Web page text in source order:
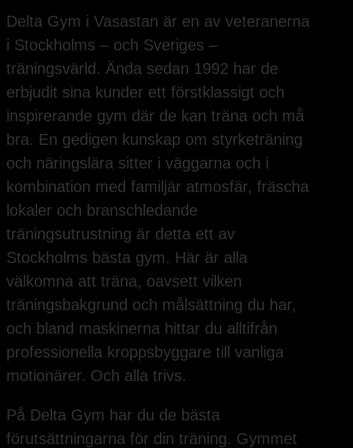
Delta Gym i Vasastan är en av veteranerna
i Stockholms – och Sveriges –
träningsvärld. Ända sedan 1992 har de
erbjudit sina kunder ett förstklassigt och
inspirerande gym där de kan träna och må
bra. En gedigen kunskap om styrketräning
och näringslära sitter i väggarna och i
kombination med familjär atmosfär, fräscha
lokaler och branschledande
träningsutrustning är detta ett av
Stockholms bästa gym. Här är alla
välkomna att träna, oavsett vilken
träningsbakgrund och målsättning du har,
och bland maskinerna hittar du alltifrån
professionella kroppsbyggare till vanliga
motionärer. Och alla trivs.
På Delta Gym har du de bästa
förutsättningarna för din träning. Gymmet